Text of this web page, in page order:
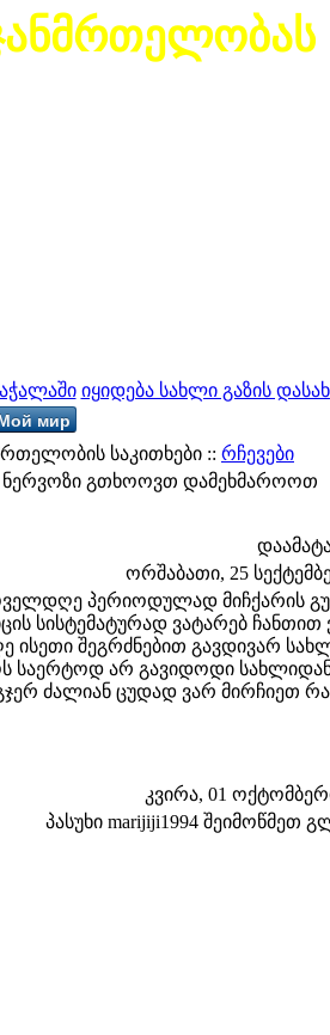
იყიდება სახლი გაზის
мир
საკითხები :: რჩევები
ნერვოზი გთხოოვთ დამეხმაროოთ
ორშაბათი, 25
პერიოდულად მიჩქარის
სისტემატურად ვატარებ
ისეთი შეგრძნებით გავდივარ
საერტოდ არ გავიდოდი
ძალიან ცუდად ვარ მირჩიეთ
კვირა, 01
პასუხი marijiji1994 შეიმოწმეთ